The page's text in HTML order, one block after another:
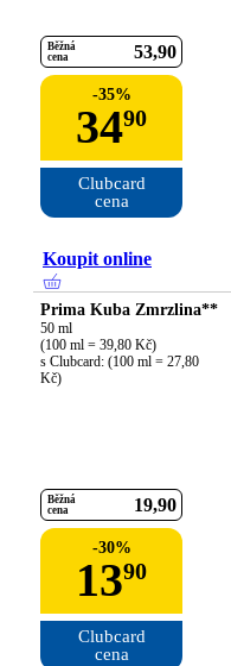
Běžná
cena
53 90
-35%
3490
Clubcard
cena
Koupit online
Prima Kuba Zmrzlina**
50 ml
(100 ml = 39,80 Kč)
s Clubcard: (100 ml = 27,80
Kč)
Běžná
cena
19 90
-30%
1390
Clubcard
cena